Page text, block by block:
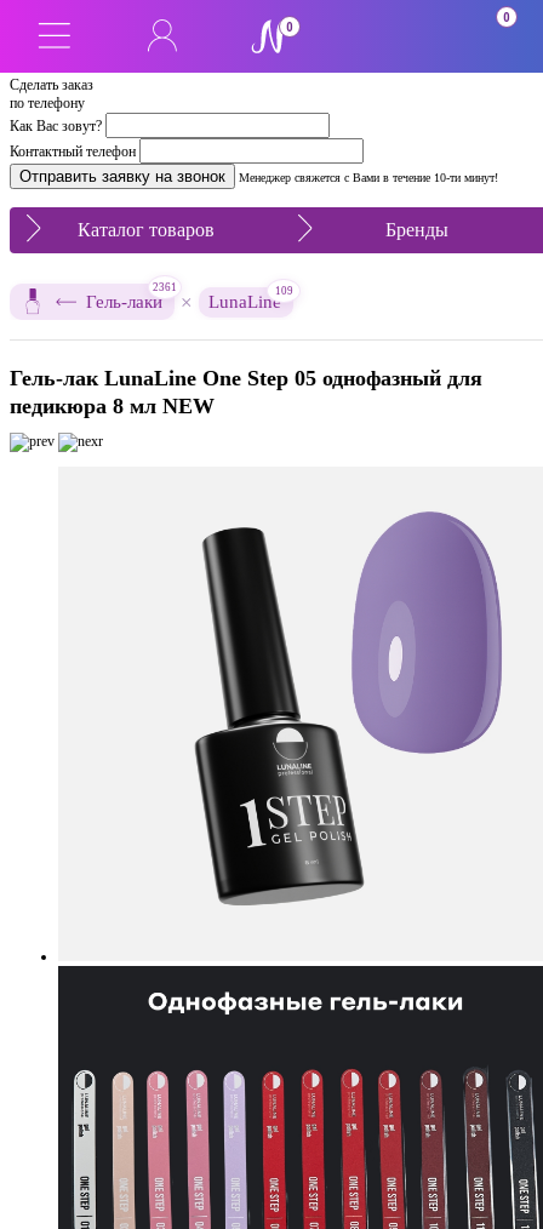
Сделать заказ
по телефону
Как Вас зовут?
Контактный телефон
Менеджер свяжется с Вами в течение 10-ти минут!
0
0
Каталог товаров Бренды
Гель-лаки
2361
× LunaLine
109
Гель-лак LunaLine One Step 05 однофазный для
педикюра 8 мл NEW